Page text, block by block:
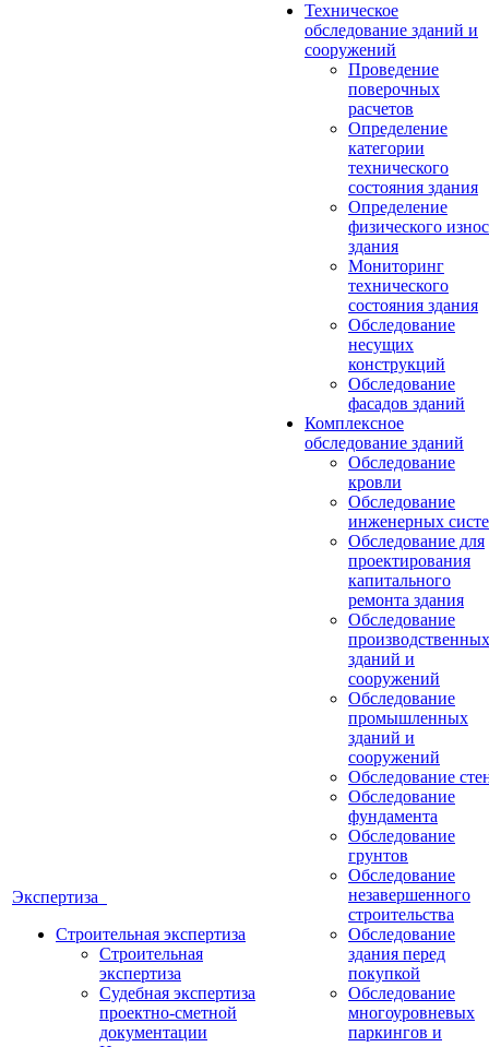
Экспертиза
Строительная экспертиза
Строительная
экспертиза
Судебная экспертиза
проектно-сметной
документации
Техническое
обследование зданий и
сооружений
Проведение
поверочных
расчетов
Определение
категории
технического
состояния здания
Определение
физического
здания
Мониторинг
технического
состояния здания
Обследование
несущих
конструкций
Обследование
фасадов зданий
Комплексное
обследование зданий
Обследование
кровли
Обследование
инженерных
Обследование для
проектирования
капитального
ремонта здания
Обследование
производственных
зданий и
сооружений
Обследование
промышленных
зданий и
сооружений
Обследование
Обследование
фундамента
Обследование
грунтов
Обследование
незавершенного
строительства
Обследование
здания перед
покупкой
Обследование
многоуровневых
паркингов и